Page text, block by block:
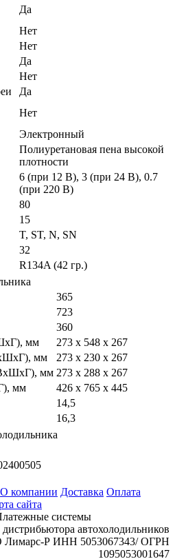
Да
Нет
Нет
Да
Нет
Да
Нет
Электронный
Полиуретановая пена высокой
плотности
6 (при 12 В), 3 (при 24 В), 0.7
(при 220 В)
80
15
T, ST, N, SN
32
R134A (42 гр.)
365
723
360
мм
273 x 548 x 267
мм
273 х 230 х 267
мм 273 х 288 х 267
мм
426 x 765 x 445
14,5
16,3
О компании Доставка Оплата
сайта
автохолодильников
Лимарс-Р ИНН 5053067343/ ОГРН
1095053001647